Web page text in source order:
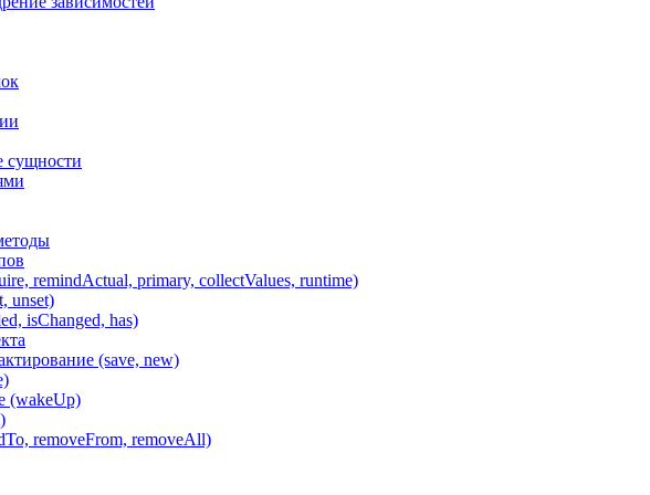
сущности
remindActual, primary, collectValues, runtime)
unset)
isChanged, has)
(save, new)
(wakeUp)
removeFrom, removeAll)